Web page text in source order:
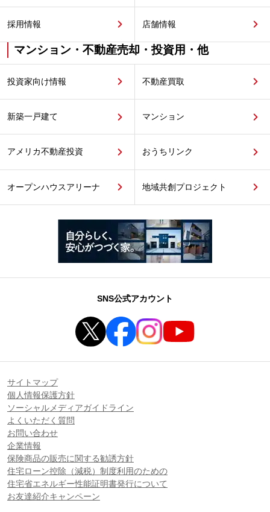
採用情報 店舗情報
マンション・不動産売却・投資用・他
投資家向け情報 不動産買取
新築一戸建て マンション
アメリカ不動産投資 おうちリンク
オープンハウスアリーナ 地域共創プロジェクト
SNS公式アカウント
サイトマップ
個人情報保護方針
ソーシャルメディアガイドライン
よくいただく質問
お問い合わせ
企業情報
保険商品の販売に関する勧誘方針
住宅ローン控除（減税）制度利用のための
住宅省エネルギー性能証明書発行について
お友達紹介キャンペーン